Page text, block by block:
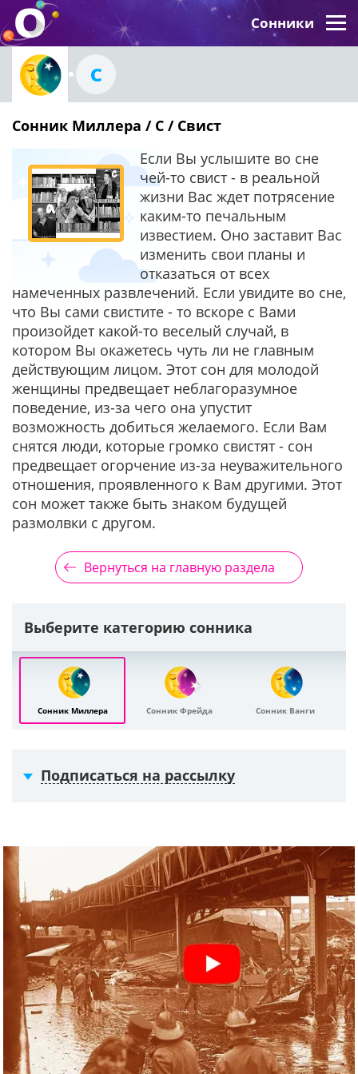
Сонники
С
Сонник Миллера / С / Свист
Если Вы услышите во сне
чей-то свист - в реальной
жизни Вас ждет потрясение
каким-то печальным
известием. Оно заставит Вас
изменить свои планы и
отказаться от всех
намеченных развлечений. Если увидите во сне,
что Вы сами свистите - то вскоре с Вами
произойдет какой-то веселый случай, в
котором Вы окажетесь чуть ли не главным
действующим лицом. Этот сон для молодой
женщины предвещает неблагоразумное
поведение, из-за чего она упустит
возможность добиться желаемого. Если Вам
снятся люди, которые громко свистят - сон
предвещает огорчение из-за неуважительного
отношения, проявленного к Вам другими. Этот
сон может также быть знаком будущей
размолвки с другом.
Вернуться на главную раздела
Выберите категорию сонника
Сонник Миллера Сонник Фрейда Сонник Ванги
Подписаться на рассылку